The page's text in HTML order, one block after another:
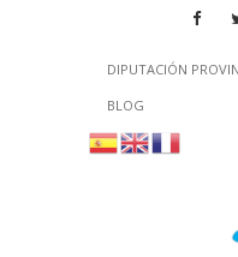
DIPUTACIÓN
BLOG